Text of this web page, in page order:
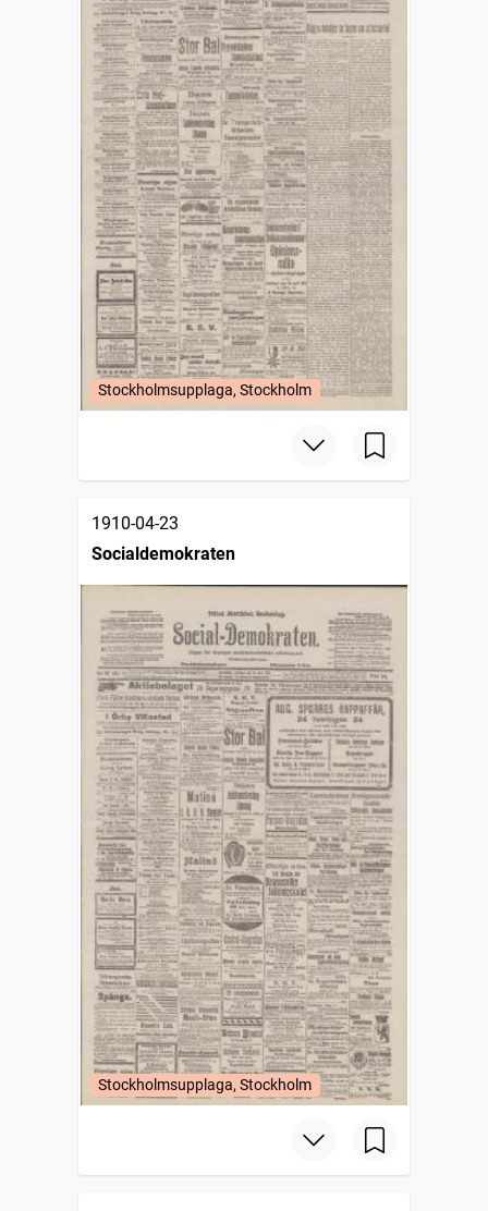
Stockholmsupplaga, Stockholm
1910-04-23
Socialdemokraten
Stockholmsupplaga, Stockholm